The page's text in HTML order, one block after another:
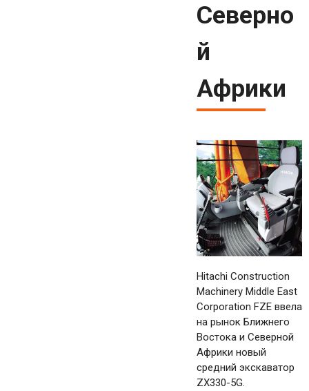
Северно
й
Африки
Hitachi Construction
Machinery Middle East
Corporation FZE ввела
на рынок Ближнего
Востока и Северной
Африки новый
средний экскаватор
ZX330-5G.